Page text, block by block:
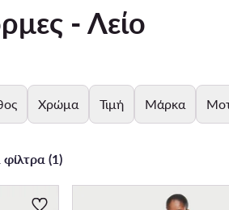
- Λείο
Χρώμα Τιμή Μάρκα
φίλτρα (1)